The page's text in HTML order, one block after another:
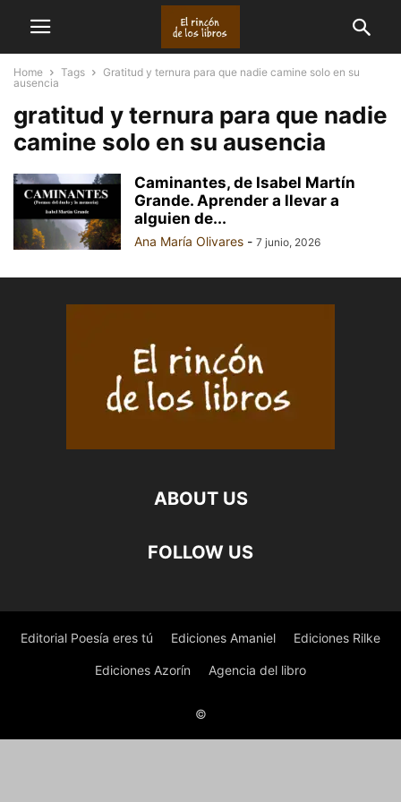
Home Tags
Gratitud y ternura para que nadie camine solo en su
ausencia
gratitud y ternura para que nadie
camine solo en su ausencia
Caminantes, de Isabel Martín
Grande. Aprender a llevar a
alguien de...
Ana María Olivares - 7 junio, 2026
ABOUT US
FOLLOW US
Editorial Poesía eres tú Ediciones Amaniel Ediciones Rilke
Ediciones Azorín Agencia del libro
©